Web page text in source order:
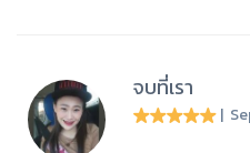
จบที่เรา
|